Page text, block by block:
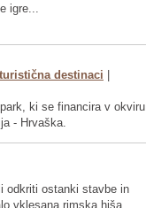
igre...
destinaci
ki se financira v okviru
- Hrvaška.
odkriti ostanki stavbe in
vklesana rimska hiša.